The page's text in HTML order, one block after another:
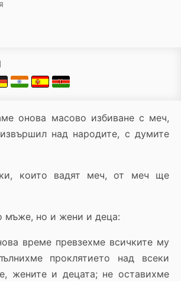
онова масово избиване с меч,
над народите, с думите
които вадят меч, от меч ще
мъже, но и жени и деца:
време превзехме всичките му
проклятието над всеки
жените и децата; не оставихме